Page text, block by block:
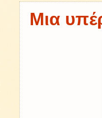
Μια